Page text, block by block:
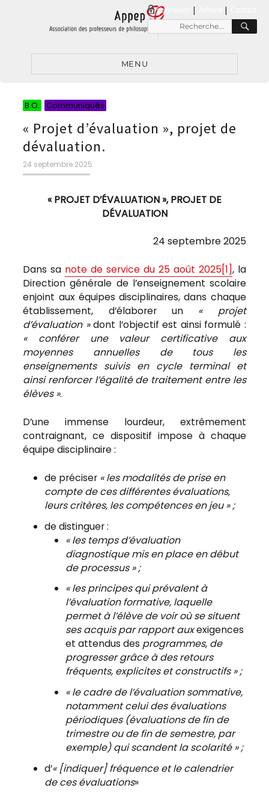
connexion |
Recherche
pour
MENU
B.O. Communiqués
« Projet d’évaluation », projet de
dévaluation.
Publié
le
24 septembre 2025
« PROJET D’ÉVALUATION », PROJET DE
DÉVALUATION
24 septembre 2025
Dans sa note de service du 25 août 2025[1], la
Direction générale de l’enseignement scolaire
enjoint aux équipes disciplinaires, dans chaque
établissement, d’élaborer un « projet
d’évaluation »dont l’objectif est ainsi formulé :
« conférer une valeur certificative aux
moyennes annuelles de tous les
enseignements suivis en cycle terminal et
ainsi renforcer l’égalité de traitement entre les
élèves ».
D’une immense lourdeur, extrêmement
contraignant, ce dispositif impose à chaque
équipe disciplinaire :
de préciser « les modalités de prise en
compte de ces différentes évaluations,
leurs critères, les compétences en jeu » ;
de distinguer :
« les temps d’évaluation
diagnostique mis en place en début
de processus » ;
« les principes qui prévalent à
l’évaluation formative, laquelle
permet à l’élève de voir où se situent
ses acquis par rapport auxexigences
et attendus des programmes, de
progresser grâce à des retours
fréquents, explicites et constructifs » ;
« le cadre de l’évaluation sommative,
notamment celui des évaluations
périodiques (évaluations de fin de
trimestre ou de fin de semestre, par
exemple) qui scandent la scolarité » ;
d’« [indiquer] fréquence et le calendrier
de ces évaluations»